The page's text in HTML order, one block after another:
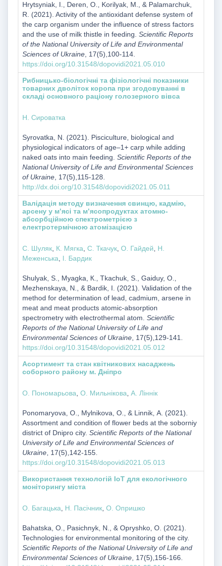
Hrytsyniak, І., Deren, О., Korilyak, М., & Palamarchuk,
R. (2021). Activity of the antioxidant defense system of
the carp organism under the influence of stress factors
and the use of milk thistle in feeding. Scientific Reports
of the National University of Life and Environmental
Sciences of Ukraine, 17(5),100-114.
https://doi.org/10.31548/dopovidi2021.05.010
Рибницько-біологічні та фізіологічні показники
товарних дволіток коропа при згодовуванні в
складі основного раціону голозерного вівса
Н. Сироватка
Syrovatka, N. (2021). Pisciculture, biological and
physiological indicators of age–1+ carp while adding
naked oats into main feeding. Scientific Reports of the
National University of Life and Environmental Sciences
of Ukraine, 17(5),115-128.
http://dx.doi.org/10.31548/dopovidi2021.05.011
Валідація методу визначення свинцю, кадмію,
арсену у м’ясі та м’ясопродуктах атомно-
абсорбційною спектрометрією з
електротермічною атомізацією
С. Шуляк, К. Мягка С. Ткачук, О. Гайдей
Н.
Меженська
І. Бардик
Shulyak, S., Myagka, К., Tkachuk, S., Gaiduy, О.,
Mezhenskaya, N., & Bardik, I. (2021). Validation of the
method for determination of lead, cadmium, arsene in
meat and meat products atomic-absorption
spectrometry with electrothermal atom. Scientific
Reports of the National University of Life and
Environmental Sciences of Ukraine, 17(5),129-141.
https://doi.org/10.31548/dopovidi2021.05.012
Асортимент та стан квітникових насаджень
соборного району м. Дніпро
О. Пономарьова О. Мильнікова А. Ліннік
Ponomaryova, О., Mylnikova, O., & Linnik, А. (2021).
Assortment and condition of flower beds at the soborniy
district of Dnipro city. Scientific Reports of the National
University of Life and Environmental Sciences of
Ukraine, 17(5),142-155.
https://doi.org/10.31548/dopovidi2021.05.013
Використання технологій IoT для екологічного
моніторингу міста
О. Багацька Н. Пасічник, О. Опришко
Bahatska, O., Pasichnyk, N., & Opryshko, О. (2021).
Technologies for environmental monitoring of the city.
Scientific Reports of the National University of Life and
Environmental Sciences of Ukraine, 17(5),156-166.